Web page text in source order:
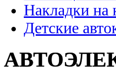
Накладки на
Детские